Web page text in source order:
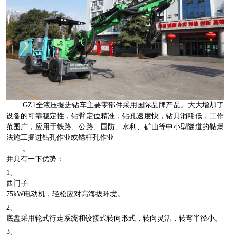
GZ1全液压掘进钻车主要零部件采用国际品牌产品。大大增加了
设备的可靠稳定性，钻臂定位精准，钻孔速度快，钻具消耗低，工作
范围广，应用于铁路、公路、国防、水利、矿山等中小型隧道的钻爆
法施工掘进钻孔作业或锚杆孔作业
。
并具有一下优势：
1、
西门子
75kW电动机，轻松应对高海拔环境。
2、
底盘采用轮式行走系统和铰接式转向形式，转向灵活，转弯半径小。
3、